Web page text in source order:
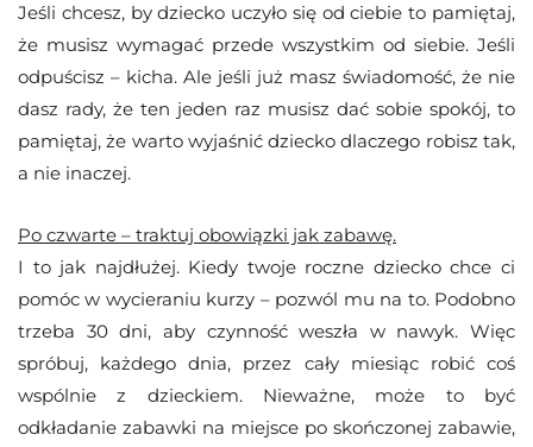
Jeśli chcesz, by dziecko uczyło się od ciebie to pamiętaj,
że musisz wymagać przede wszystkim od siebie. Jeśli
odpuścisz – kicha. Ale jeśli już masz świadomość, że nie
dasz rady, że ten jeden raz musisz dać sobie spokój, to
pamiętaj, że warto wyjaśnić dziecko dlaczego robisz tak,
a nie inaczej.
Po czwarte – traktuj obowiązki jak zabawę.
I to jak najdłużej. Kiedy twoje roczne dziecko chce ci
pomóc w wycieraniu kurzy – pozwól mu na to. Podobno
trzeba 30 dni, aby czynność weszła w nawyk. Więc
spróbuj, każdego dnia, przez cały miesiąc robić coś
wspólnie z dzieckiem. Nieważne, może to być
odkładanie zabawki na miejsce po skończonej zabawie,